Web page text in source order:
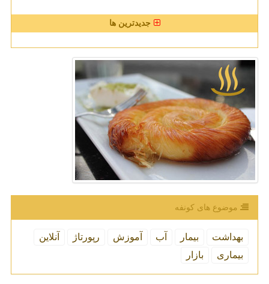
جدیدترین ها
موضوع های كونفه
بهداشت بیمار آب آموزش رپورتاژ
آنلاین
بیماری
بازار